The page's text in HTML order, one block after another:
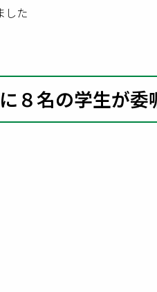
した
８名の学生が委